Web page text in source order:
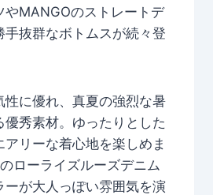
やMANGOのストレートデ
手抜群なボトムスが続々登
性に優れ、真夏の強烈な暑
優秀素材。ゆったりとした
アリーな着心地を楽しめま
ローライズルーズデニム
ーが大人っぽい雰囲気を演